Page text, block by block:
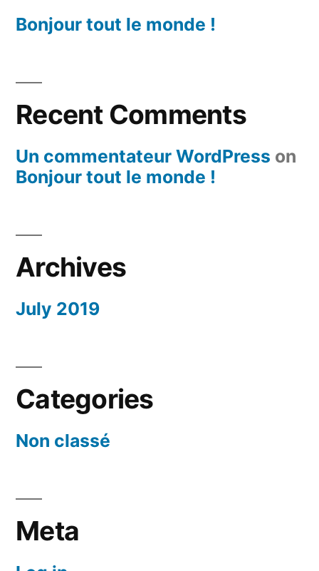
Bonjour tout le monde !
Recent Comments
Un commentateur WordPress on
Bonjour tout le monde !
Archives
July 2019
Categories
Non classé
Meta